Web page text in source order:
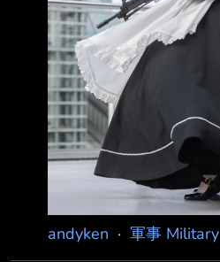
andyken · 軍事 Military